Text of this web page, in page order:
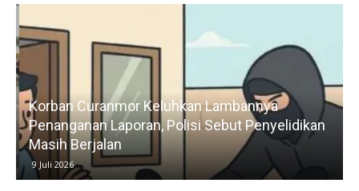
Korban Curanmor Keluhkan Lambannya
Penanganan Laporan, Polisi Sebut Penyelidikan
Masih Berjalan
9 Juli 2026